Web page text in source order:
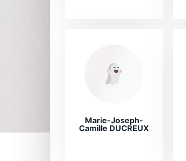
Marie-Joseph-
Camille DUCREUX